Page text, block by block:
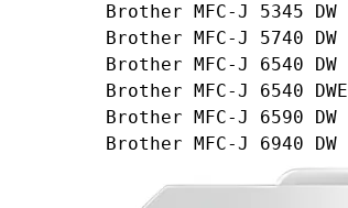
Brother MFC-J 5345 DW
Brother MFC-J 5740 DW
Brother MFC-J 6540 DW
Brother MFC-J 6540 DWE
Brother MFC-J 6590 DW
Brother MFC-J 6940 DW